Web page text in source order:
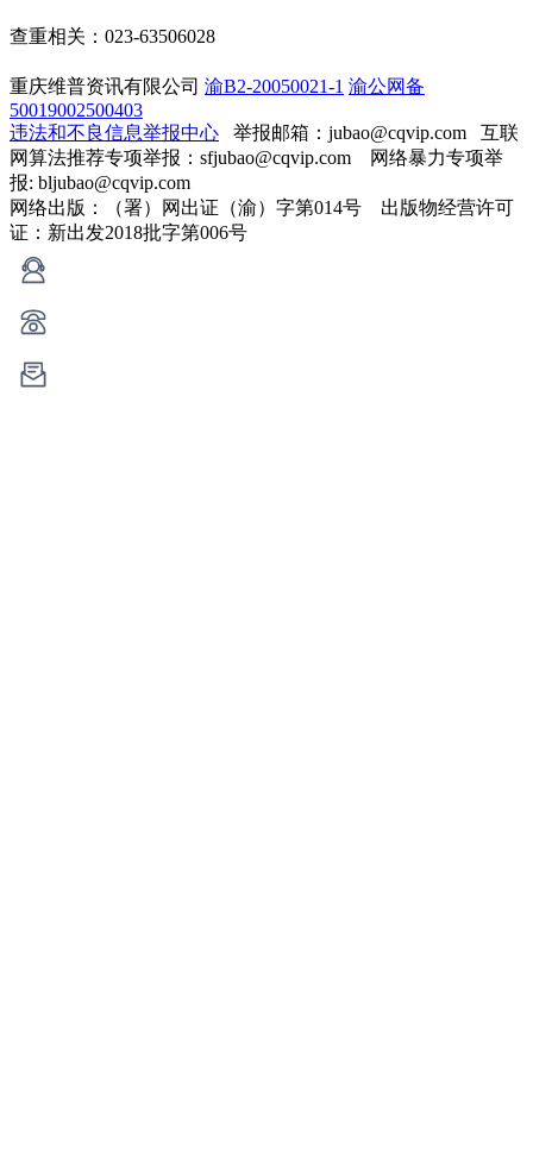
查重相关：023-63506028
重庆维普资讯有限公司 渝B2-20050021-1 渝公网备
50019002500403
违法和不良信息举报中心 举报邮箱：jubao@cqvip.com 互联
网算法推荐专项举报：sfjubao@cqvip.com 网络暴力专项举
报: bljubao@cqvip.com
网络出版：（署）网出证（渝）字第014号 出版物经营许可
证：新出发2018批字第006号